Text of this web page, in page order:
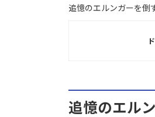
追憶のエルンガーを倒
追憶のエル